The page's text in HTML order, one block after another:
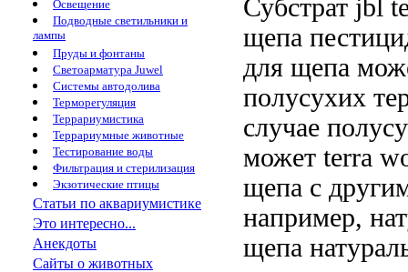
Освещение
Подводные светильники и
лампы
Пруды и фонтаны
Светоарматура Juwel
Системы автодолива
Терморегуляция
Террариумистика
Террариумные животные
Тестирование воды
Фильтрация и стерилизация
Экзотические птицы
Статьи по аквариумистике
Это интересно...
Анекдоты
Сайты о животных
Субстрат jbl
щепа
для щепа
полусухих
случае
может terra
щепа с
например,
щепа